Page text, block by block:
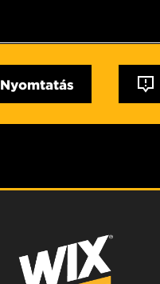
Nyomtatás